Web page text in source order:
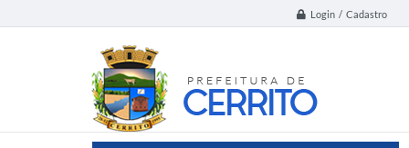
Login / Cadastro